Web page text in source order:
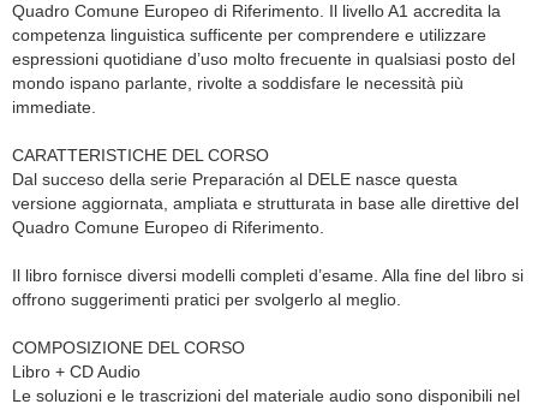
Quadro Comune Europeo di Riferimento. Il livello A1 accredita la
competenza linguistica sufficente per comprendere e utilizzare
espressioni quotidiane d’uso molto frecuente in qualsiasi posto del
mondo ispano parlante, rivolte a soddisfare le necessità più
immediate.
CARATTERISTICHE DEL CORSO
Dal succeso della serie Preparación al DELE nasce questa
versione aggiornata, ampliata e strutturata in base alle direttive del
Quadro Comune Europeo di Riferimento.
Il libro fornisce diversi modelli completi d’esame. Alla fine del libro si
offrono suggerimenti pratici per svolgerlo al meglio.
COMPOSIZIONE DEL CORSO
Libro + CD Audio
Le soluzioni e le trascrizioni del materiale audio sono disponibili nel